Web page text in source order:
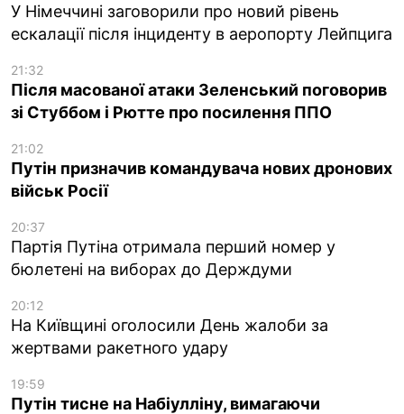
У Німеччині заговорили про новий рівень
ескалації після інциденту в аеропорту Лейпцига
21:32
Після масованої атаки Зеленський поговорив
зі Стуббом і Рютте про посилення ППО
21:02
Путін призначив командувача нових дронових
військ Росії
20:37
Партія Путіна отримала перший номер у
бюлетені на виборах до Держдуми
20:12
На Київщині оголосили День жалоби за
жертвами ракетного удару
19:59
Путін тисне на Набіулліну, вимагаючи